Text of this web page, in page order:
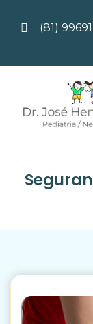
(81)